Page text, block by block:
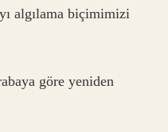
algılama biçimimizi
göre yeniden